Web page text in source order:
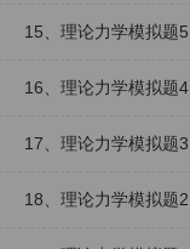
15、理论力学模拟题5
16、理论力学模拟题4
17、理论力学模拟题3
18、理论力学模拟题2